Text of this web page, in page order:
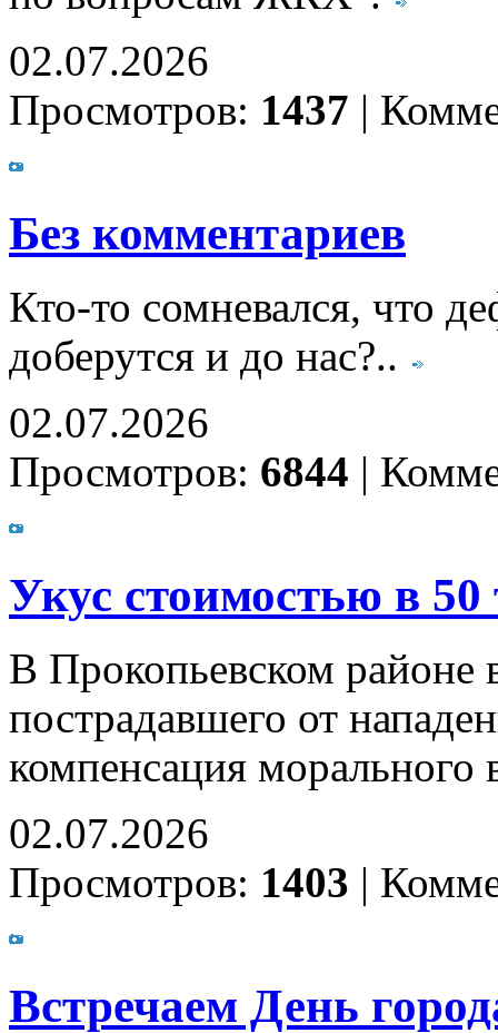
02.07.2026
Просмотров: 1437 |
Без комментариев
Кто-то сомневался, что
доберутся и до нас?..
02.07.2026
Просмотров: 6844 |
Укус стоимостью в
В Прокопьевском районе
пострадавшего от
компенсация морального
02.07.2026
Просмотров: 1403 |
Встречаем День